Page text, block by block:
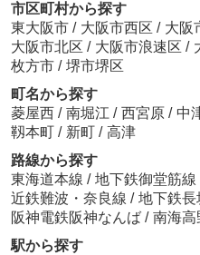
市区町村から探す
東大阪市 / 大阪市西区 / 大阪
大阪市北区 / 大阪市浪速区 /
枚方市 / 堺市堺区
町名から探す
菱屋西 / 南堀江 / 西宮原 / 中
靱本町 / 新町 / 高津
路線から探す
東海道本線 / 地下鉄御堂筋線
近鉄難波・奈良線 / 地下鉄長
阪神電鉄阪神なんば / 南海高
駅から探す